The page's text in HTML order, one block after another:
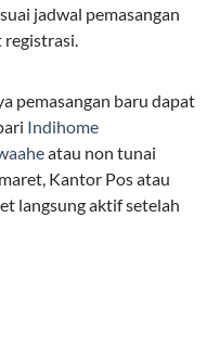
Kuota Keluarga
One adalah Paket
30 GB, Anda
anggota keluarga
kehabisan kuota.
jadwal pemasangan
registrasi.
pemasangan baru dapat
Indihome
atau non tunai
Kantor Pos atau
langsung aktif setelah